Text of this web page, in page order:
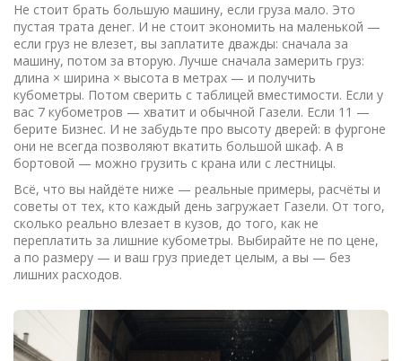
Не стоит брать большую машину, если груза мало. Это
пустая трата денег. И не стоит экономить на маленькой —
если груз не влезет, вы заплатите дважды: сначала за
машину, потом за вторую. Лучше сначала замерить груз:
длина × ширина × высота в метрах — и получить
кубометры. Потом сверить с таблицей вместимости. Если у
вас 7 кубометров — хватит и обычной Газели. Если 11 —
берите Бизнес. И не забудьте про высоту дверей: в фургоне
они не всегда позволяют вкатить большой шкаф. А в
бортовой — можно грузить с крана или с лестницы.
Всё, что вы найдёте ниже — реальные примеры, расчёты и
советы от тех, кто каждый день загружает Газели. От того,
сколько реально влезает в кузов, до того, как не
переплатить за лишние кубометры. Выбирайте не по цене,
а по размеру — и ваш груз приедет целым, а вы — без
лишних расходов.